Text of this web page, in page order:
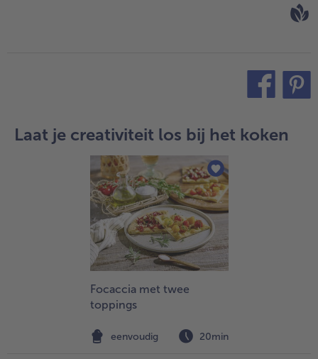
Laat je creativiteit los bij het koken
Focaccia met twee
toppings
eenvoudig 20min